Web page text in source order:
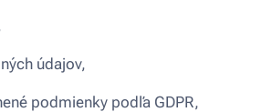
údajov,
podmienky podľa GDPR,